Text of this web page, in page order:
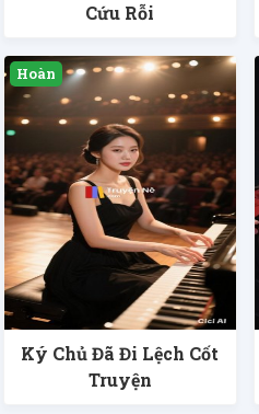
Cứu Rỗi
Ký Chủ Đã Đi Lệch Cốt
Truyện